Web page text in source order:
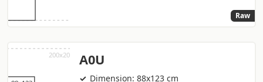
Raw
A0U
Dimension: 88x123 cm